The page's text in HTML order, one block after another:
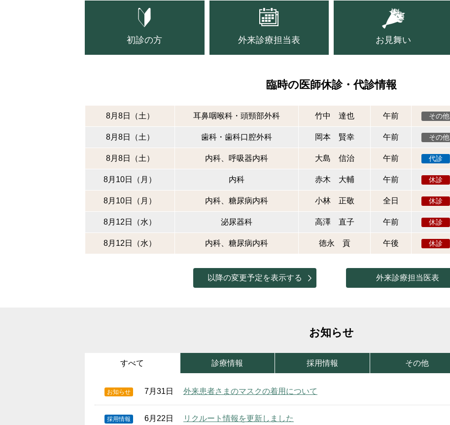
初診の方 外来診療担当表 お見舞い
臨時の医師休診・代診情報
8月8日（土） 耳鼻咽喉科・頭頸部外科 竹中 達也 午前 その他
8月8日（土） 歯科・歯科口腔外科 岡本 賢幸 午前 その他
8月8日（土） 内科、呼吸器内科 大島 信治 午前 代診
8月10日（月） 内科 赤木 大輔 午前 休診
8月10日（月） 内科、糖尿病内科 小林 正敬 全日 休診
8月12日（水） 泌尿器科 高澤 直子 午前 休診
8月12日（水） 内科、糖尿病内科 徳永 貢 午後 休診
以降の変更予定を表示する 外来診療担当医表
お知らせ
すべて 診療情報 採用情報 その他
7月31日
お知らせ 外来患者さまのマスクの着用について
6月22日
採用情報 リクルート情報を更新しました